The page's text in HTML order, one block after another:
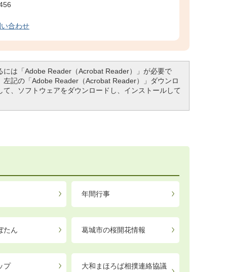
合わせ
には「Adobe Reader（Acrobat Reader）」が必要で
左記の「Adobe Reader（Acrobat Reader）」ダウンロ
て、ソフトウェアをダウンロードし、インストールして
年間行事
たん 葛城市の桜開花情報
プ
大和まほろば相撲連絡協議